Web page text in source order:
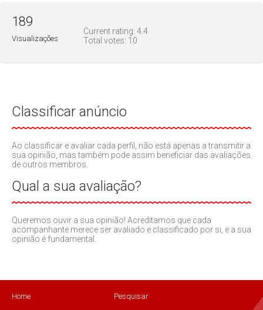
Current rating: 4.4
Total votes: 10
189
Visualizações
Classificar anúncio
Ao classificar e avaliar cada perfil, não está apenas a transmitir a
sua opinião, mas também pode assim beneficiar das avaliações
de outros membros.
Qual a sua avaliação?
Queremos ouvir a sua opinião! Acreditamos que cada
acompanhante merece ser avaliado e classificado por si, e a sua
opinião é fundamental.
Home Pesquisar